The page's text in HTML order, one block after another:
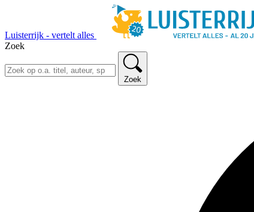
Luisterrijk - vertelt alles
Zoek
Zoek